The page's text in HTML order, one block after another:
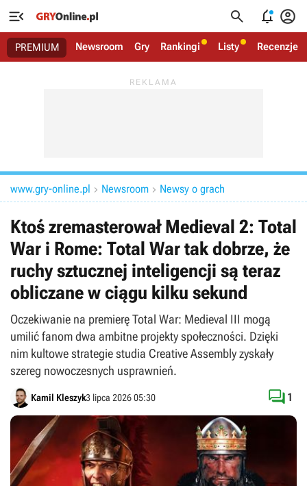
   
PREMIUM Newsroom Gry Rankingi Listy Recenzje
www.gry-online.pl  Newsroom  Newsy o grach
Ktoś zremasterował Medieval 2: Total
War i Rome: Total War tak dobrze, że
ruchy sztucznej inteligencji są teraz
obliczane w ciągu kilku sekund
Oczekiwanie na premierę Total War: Medieval III mogą
umilić fanom dwa ambitne projekty społeczności. Dzięki
nim kultowe strategie studia Creative Assembly zyskały
szereg nowoczesnych usprawnień.
Kamil Kleszyk3 lipca 2026 05:30  1